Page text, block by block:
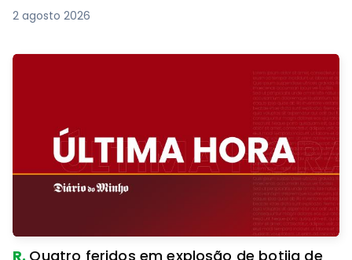
2 agosto 2026
R. Quatro feridos em explosão de botija de